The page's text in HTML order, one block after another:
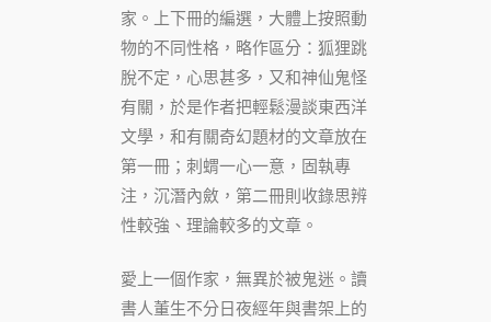
家。上下冊的編選，大體上按照動
物的不同性格，略作區分：狐狸跳
脫不定，心思甚多，又和神仙鬼怪
有關，於是作者把輕鬆漫談東西洋
文學，和有關奇幻題材的文章放在
第一冊；刺蝟一心一意，固執專
注，沉潛內斂，第二冊則收錄思辨
性較強、理論較多的文章。
愛上一個作家，無異於被鬼迷。讀
書人董生不分日夜經年與書架上的